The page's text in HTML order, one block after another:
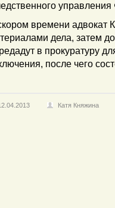
времени адвокат
дела, затем
в прокуратуру
после чего
Катя Княжина